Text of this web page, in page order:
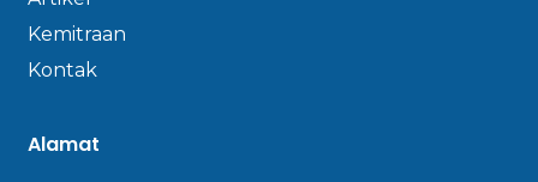
Kemitraan
Kontak
Alamat